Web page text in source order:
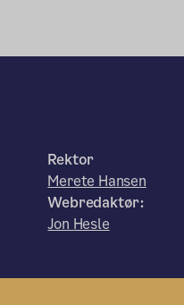
Rektor
Merete Hansen
Webredaktør:
Jon Hesle